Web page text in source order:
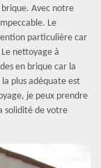
Avec notre
Le
particulière car
nettoyage à
en brique car la
plus adéquate est
je peux prendre
solidité de votre